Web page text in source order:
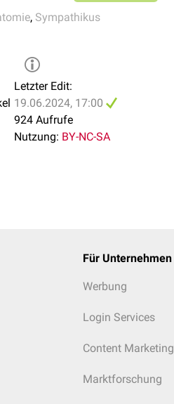
, Sympathikus
Letzter Edit:
19.06.2024, 17:00
924 Aufrufe
Nutzung: BY-NC-SA
Für Unternehmen
Werbung
Login Services
Content Marketing
Marktforschung